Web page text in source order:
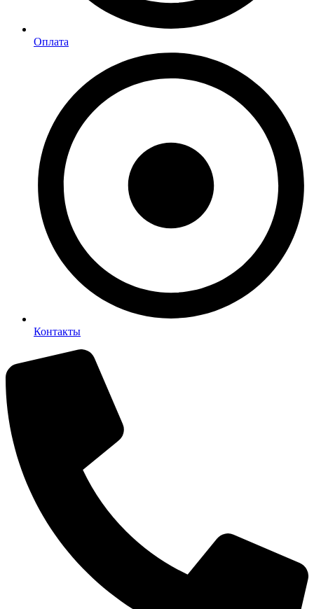
Оплата
Контакты